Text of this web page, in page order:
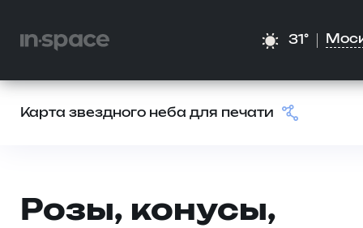
31°
Карта звездного неба для печати
Розы, конусы,